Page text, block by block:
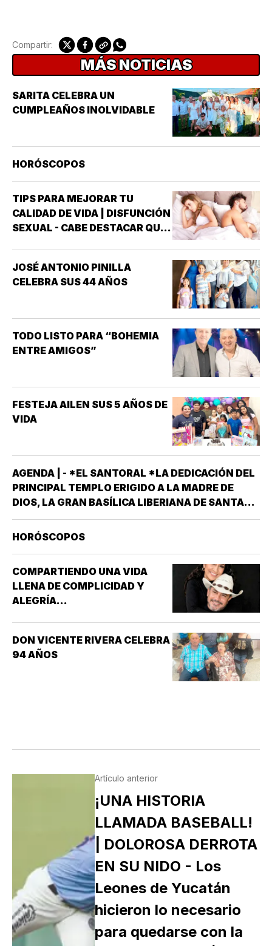
Compartir:
MÁS NOTICIAS
SARITA CELEBRA UN
CUMPLEAÑOS INOLVIDABLE
HORÓSCOPOS
TIPS PARA MEJORAR TU
CALIDAD DE VIDA | DISFUNCIÓN
SEXUAL - CABE DESTACAR QUE
INTERÉS HA GENERADO PARA
LA INVESTIGACIÓN DE NUEVOS
DISFUNCIÓN ERÉCTIL
(INCAPACIDAD DE ALCANZAR
Y/O MANTENER…
JOSÉ ANTONIO PINILLA
CELEBRA SUS 44 AÑOS
TODO LISTO PARA “BOHEMIA
ENTRE AMIGOS”
FESTEJA AILEN SUS 5 AÑOS DE
VIDA
AGENDA | - *EL SANTORAL *LA DEDICACIÓN DEL
PRINCIPAL TEMPLO ERIGIDO A LA MADRE DE
DIOS, LA GRAN BASÍLICA LIBERIANA DE SANTA
MARÍA LA MAYOR EN ROMA. NUESTRA SEÑORA
DE LAS NIEVES *SANTOS EMIGDIO OBISPO Y
HORÓSCOPOS
COMPARTIENDO UNA VIDA
LLENA DE COMPLICIDAD Y
ALEGRÍA...
DON VICENTE RIVERA CELEBRA
94 AÑOS
Artículo anterior
¡UNA HISTORIA
LLAMADA BASEBALL!
| DOLOROSA DERROTA
EN SU NIDO - Los
Leones de Yucatán
hicieron lo necesario
para quedarse con la